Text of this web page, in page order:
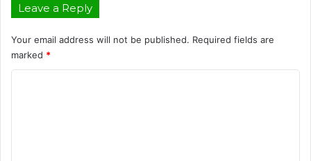
Leave a Reply
Your email address will not be published. Required fields are
marked *